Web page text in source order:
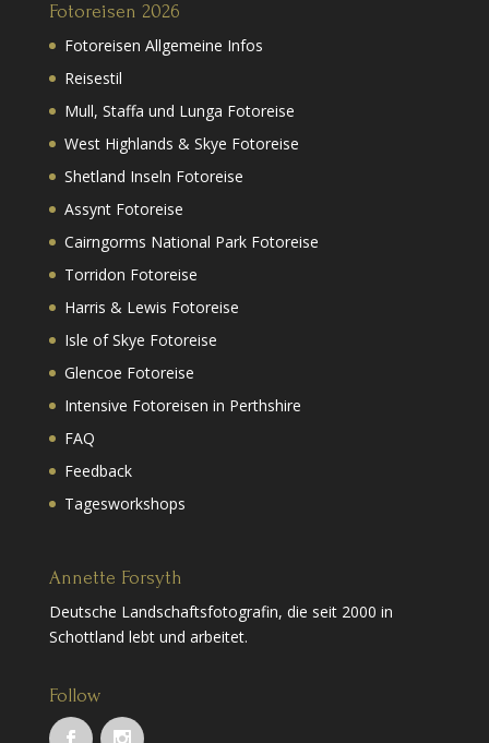
Fotoreisen 2026
Fotoreisen Allgemeine Infos
Reisestil
Mull, Staffa und Lunga Fotoreise
West Highlands & Skye Fotoreise
Shetland Inseln Fotoreise
Assynt Fotoreise
Cairngorms National Park Fotoreise
Torridon Fotoreise
Harris & Lewis Fotoreise
Isle of Skye Fotoreise
Glencoe Fotoreise
Intensive Fotoreisen in Perthshire
FAQ
Feedback
Tagesworkshops
Annette Forsyth
Deutsche Landschaftsfotografin, die seit 2000 in
Schottland lebt und arbeitet.
Follow